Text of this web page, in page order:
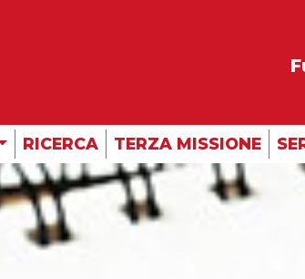
RICERCA TERZA MISSIONE